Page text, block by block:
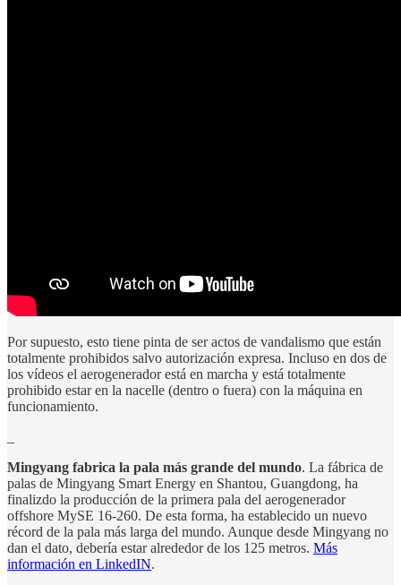
Por supuesto, esto tiene pinta de ser actos de vandalismo que están
totalmente prohibidos salvo autorización expresa. Incluso en dos de
los vídeos el aerogenerador está en marcha y está totalmente
prohibido estar en la nacelle (dentro o fuera) con la máquina en
funcionamiento.
Mingyang fabrica la pala más grande del mundo. La fábrica de
palas de Mingyang Smart Energy en Shantou, Guangdong, ha
finalizdo la producción de la primera pala del aerogenerador
offshore MySE 16-260. De esta forma, ha establecido un nuevo
récord de la pala más larga del mundo. Aunque desde Mingyang no
dan el dato, debería estar alrededor de los 125 metros. Más
información en LinkedIN.